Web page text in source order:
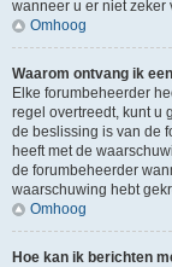
wanneer u er niet
Omhoog
Waarom ontvang ik
Elke forumbeheerder
regel overtreedt, kunt u
de beslissing is van de
heeft met de
de forumbeheerder
waarschuwing hebt
Omhoog
Hoe kan ik berichten